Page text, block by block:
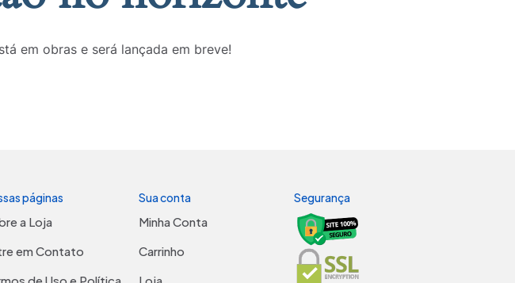
em obras e será lançada em breve!
páginas
a Loja
em Contato
de Uso e Política
Sua conta
Minha Conta
Carrinho
Loja
Segurança